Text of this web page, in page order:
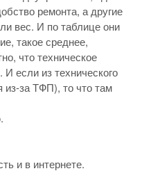
ремонта, а другие
вес. И по таблице они
такое среднее,
что техническое
если из технического
из-за ТФП), то что там
и в интернете.